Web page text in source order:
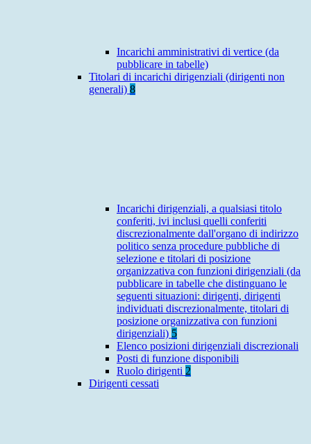
Incarichi amministrativi di vertice (da
pubblicare in tabelle)
Titolari di incarichi dirigenziali (dirigenti non
generali) 8
Incarichi dirigenziali, a qualsiasi titolo
conferiti, ivi inclusi quelli conferiti
discrezionalmente dall'organo di indirizzo
politico senza procedure pubbliche di
selezione e titolari di posizione
organizzativa con funzioni dirigenziali (da
pubblicare in tabelle che distinguano le
seguenti situazioni: dirigenti, dirigenti
individuati discrezionalmente, titolari di
posizione organizzativa con funzioni
dirigenziali) 5
Elenco posizioni dirigenziali discrezionali
Posti di funzione disponibili
Ruolo dirigenti 2
Dirigenti cessati